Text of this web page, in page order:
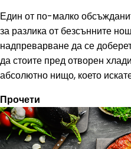
Един от по-малко
за разлика от безсънните
надпреварване да се
да стоите пред отворен
абсолютно нищо, което
Прочети